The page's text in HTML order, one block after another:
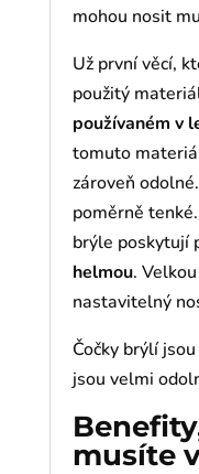
mohou nosit
Už první věcí,
použitý
používaném v
tomuto
zároveň
poměrně
brýle poskytují
helmou.
nastavitelný
Čočky brýlí
jsou velmi
musíte